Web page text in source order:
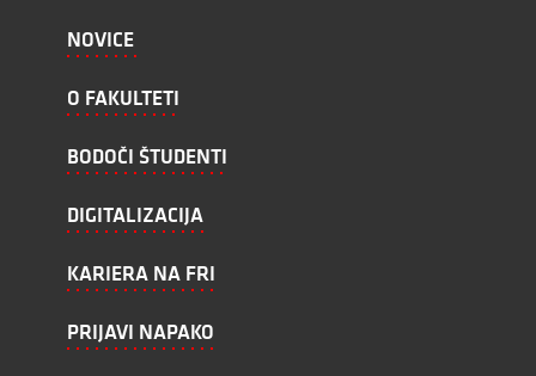
NOVICE
O FAKULTETI
BODOČI ŠTUDENTI
DIGITALIZACIJA
KARIERA NA FRI
PRIJAVI NAPAKO